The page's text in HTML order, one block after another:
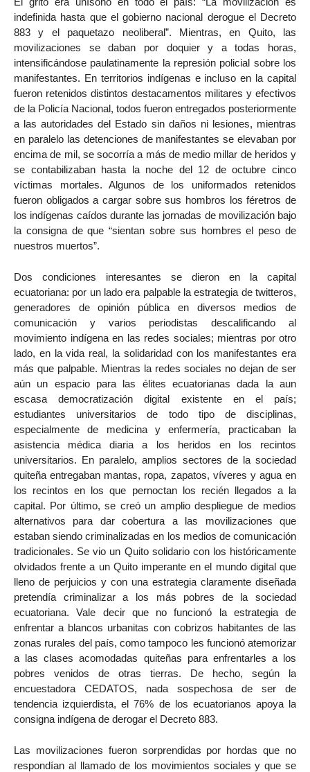
indefinida hasta que el gobierno nacional derogue el Decreto
883 y el paquetazo neoliberal”. Mientras, en Quito, las
movilizaciones se daban por doquier y a todas horas,
intensificándose paulatinamente la represión policial sobre los
manifestantes. En territorios indígenas e incluso en la capital
fueron retenidos distintos destacamentos militares y efectivos
de la Policía Nacional, todos fueron entregados posteriormente
a las autoridades del Estado sin daños ni lesiones, mientras
en paralelo las detenciones de manifestantes se elevaban por
encima de mil, se socorría a más de medio millar de heridos y
se contabilizaban hasta la noche del 12 de octubre cinco
víctimas mortales. Algunos de los uniformados retenidos
fueron obligados a cargar sobre sus hombros los féretros de
los indígenas caídos durante las jornadas de movilización bajo
la consigna de que “sientan sobre sus hombres el peso de
nuestros muertos”.
Dos condiciones interesantes se dieron en la capital
ecuatoriana: por un lado era palpable la estrategia de twitteros,
generadores de opinión pública en diversos medios de
comunicación y varios periodistas descalificando al
movimiento indígena en las redes sociales; mientras por otro
lado, en la vida real, la solidaridad con los manifestantes era
más que palpable. Mientras la redes sociales no dejan de ser
aún un espacio para las élites ecuatorianas dada la aun
escasa democratización digital existente en el país;
estudiantes universitarios de todo tipo de disciplinas,
especialmente de medicina y enfermería, practicaban la
asistencia médica diaria a los heridos en los recintos
universitarios. En paralelo, amplios sectores de la sociedad
quiteña entregaban mantas, ropa, zapatos, víveres y agua en
los recintos en los que pernoctan los recién llegados a la
capital. Por último, se creó un amplio despliegue de medios
alternativos para dar cobertura a las movilizaciones que
estaban siendo criminalizadas en los medios de comunicación
tradicionales. Se vio un Quito solidario con los históricamente
olvidados frente a un Quito imperante en el mundo digital que
lleno de perjuicios y con una estrategia claramente diseñada
pretendía criminalizar a los más pobres de la sociedad
ecuatoriana. Vale decir que no funcionó la estrategia de
enfrentar a blancos urbanitas con cobrizos habitantes de las
zonas rurales del país, como tampoco les funcionó atemorizar
a las clases acomodadas quiteñas para enfrentarles a los
pobres venidos de otras tierras. De hecho, según la
encuestadora CEDATOS, nada sospechosa de ser de
tendencia izquierdista, el 76% de los ecuatorianos apoya la
consigna indígena de derogar el Decreto 883.
Las movilizaciones fueron sorprendidas por hordas que no
respondían al llamado de los movimientos sociales y que se